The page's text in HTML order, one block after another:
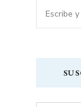
¿Buscas
algo?